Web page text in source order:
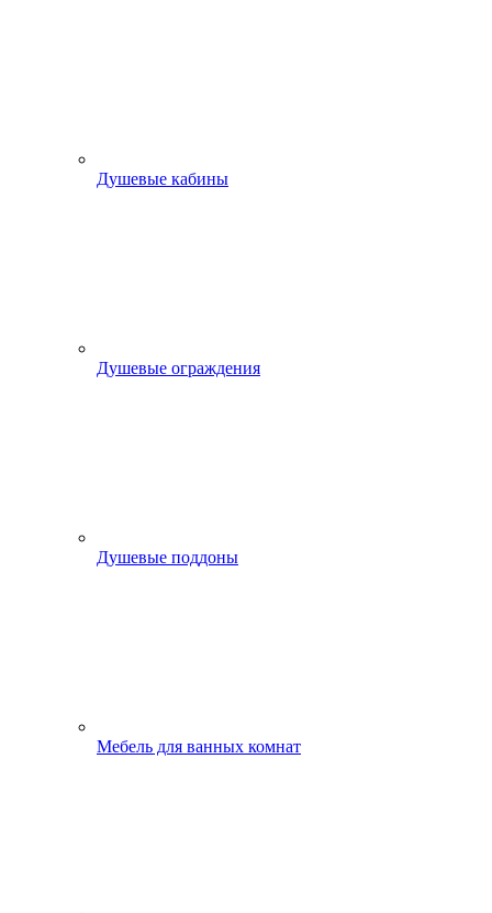
Душевые кабины
Душевые ограждения
Душевые поддоны
Мебель для ванных комнат